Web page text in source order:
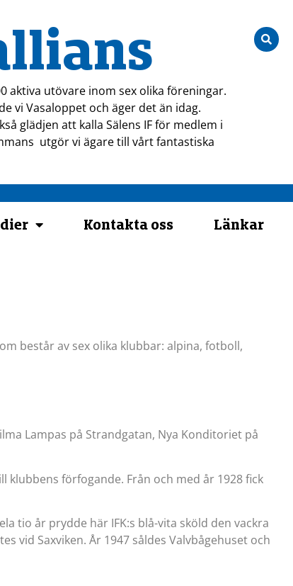
aktiva utövare inom sex olika föreningar.
vi Vasaloppet och äger det än idag.
glädjen att kalla Sälens IF för medlem i
utgör vi ägare till vårt fantastiska
Kontakta oss Länkar
består av sex olika klubbar: alpina, fotboll,
Lampas på Strandgatan, Nya Konditoriet på
förfogande. Från och med år 1928 fick
tio år prydde här IFK:s blå-vita sköld den vackra
vid Saxviken. År 1947 såldes Valvbågehuset och